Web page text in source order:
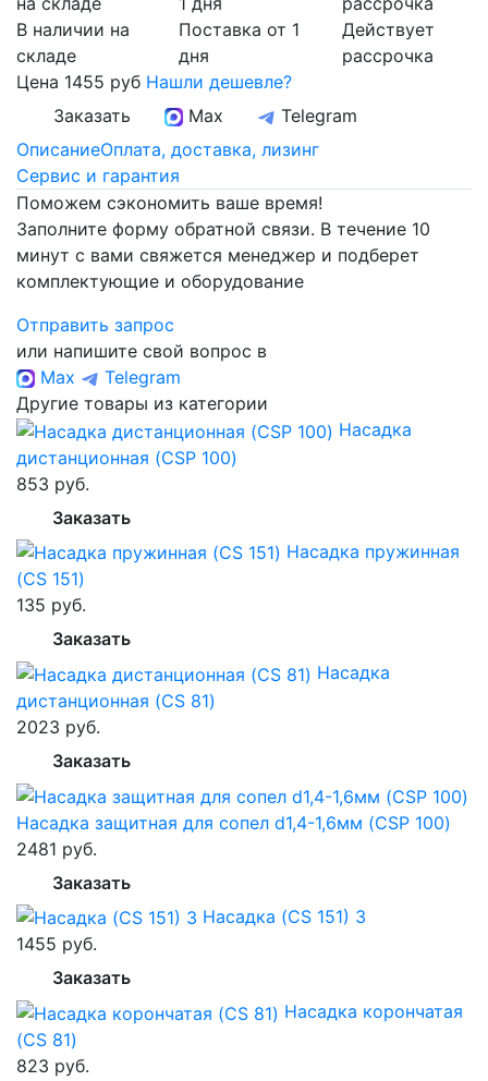
В наличии на
складе
Поставка от 1
дня
Действует
рассрочка
Цена 1455 руб Нашли дешевле?
Заказать
Max
Telegram
ОписаниеОплата, доставка, лизинг
Сервис и гарантия
Поможем сэкономить ваше время!
Заполните форму обратной связи. В течение 10
минут с вами свяжется менеджер и подберет
комплектующие и оборудование
Отправить запрос
или напишите свой вопрос в
Max
Telegram
Другие товары из категории
Насадка
дистанционная (CSP 100)
853 руб.
Заказать
Насадка пружинная
(CS 151)
135 руб.
Заказать
Насадка
дистанционная (CS 81)
2023 руб.
Заказать
Насадка защитная для сопел d1,4-1,6мм (CSP 100)
2481 руб.
Заказать
Насадка (CS 151) 3
1455 руб.
Заказать
Насадка корончатая
(CS 81)
823 руб.